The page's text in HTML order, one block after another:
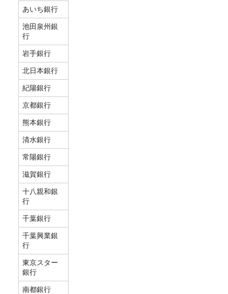
あいち銀行
池田泉州銀
行
岩手銀行
北日本銀行
紀陽銀行
京都銀行
熊本銀行
清水銀行
常陽銀行
滋賀銀行
十八親和銀
行
千葉銀行
千葉興業銀
行
東京スター
銀行
南都銀行